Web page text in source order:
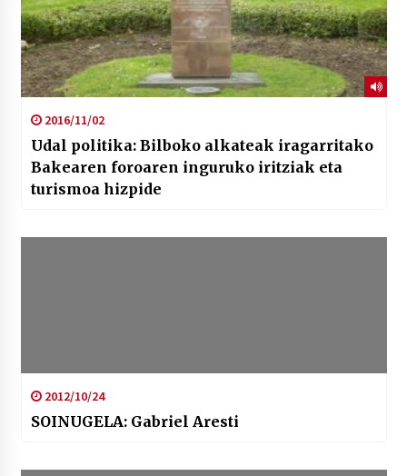
2016/11/02
Udal politika: Bilboko alkateak iragarritako
Bakearen foroaren inguruko iritziak eta
turismoa hizpide
2012/10/24
SOINUGELA: Gabriel Aresti